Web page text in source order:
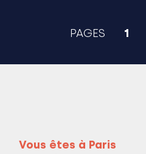
PAGES 1
Vous êtes à Paris